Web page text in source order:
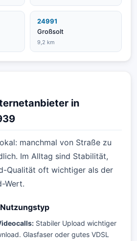
24991
Großsolt
9,2 km
in
manchmal von Straße zu
Im Alltag sind Stabilität,
Qualität oft wichtiger als der
Wert.
Stabiler Upload wichtiger
Glasfaser oder gutes VDSL